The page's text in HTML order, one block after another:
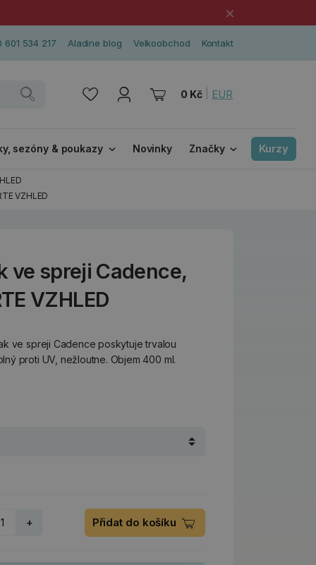
×
601 534 217 Aladine blog Velkoobchod Kontakt
0 Kč EUR
sezóny & poukazy Novinky Značky Kurzy
VZHLED
ve spreji Cadence,
VZHLED
ve spreji Cadence poskytuje trvalou
proti UV, nežloutne. Objem 400 ml.
+ Přidat do košíku